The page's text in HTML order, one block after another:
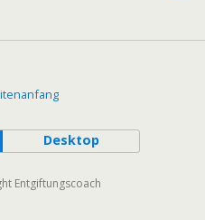
Desktop
Entgiftungscoach